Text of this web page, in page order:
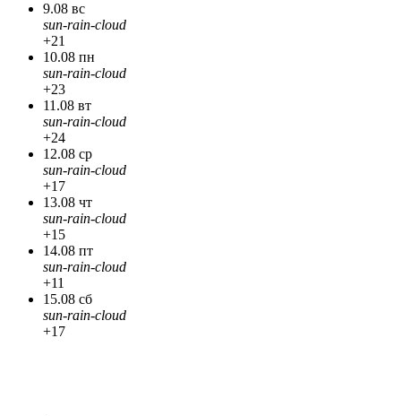
9.08 вс
sun-rain-cloud
+21
10.08 пн
sun-rain-cloud
+23
11.08 вт
sun-rain-cloud
+24
12.08 ср
sun-rain-cloud
+17
13.08 чт
sun-rain-cloud
+15
14.08 пт
sun-rain-cloud
+11
15.08 сб
sun-rain-cloud
+17